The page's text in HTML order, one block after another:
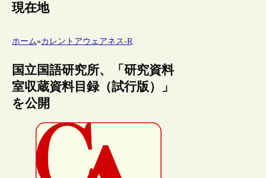
現在地
ホーム»カレントアウェアネス-R
国立国語研究所、「研究資料
室収蔵資料目録（試行版）」
を公開